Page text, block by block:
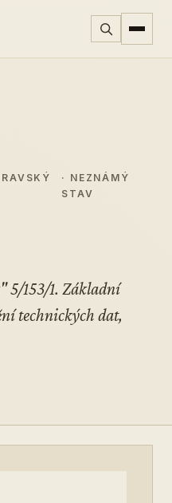
· NEZNÁMÝ
STAV
5/153/1. Základní
technických dat,